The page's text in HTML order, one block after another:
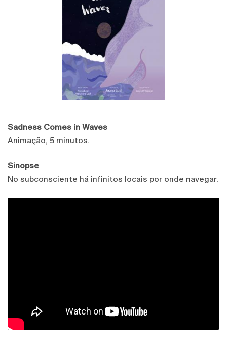
Sadness Comes in Waves
Animação, 5 minutos.
Sinopse
No subconsciente há infinitos locais por onde navegar.